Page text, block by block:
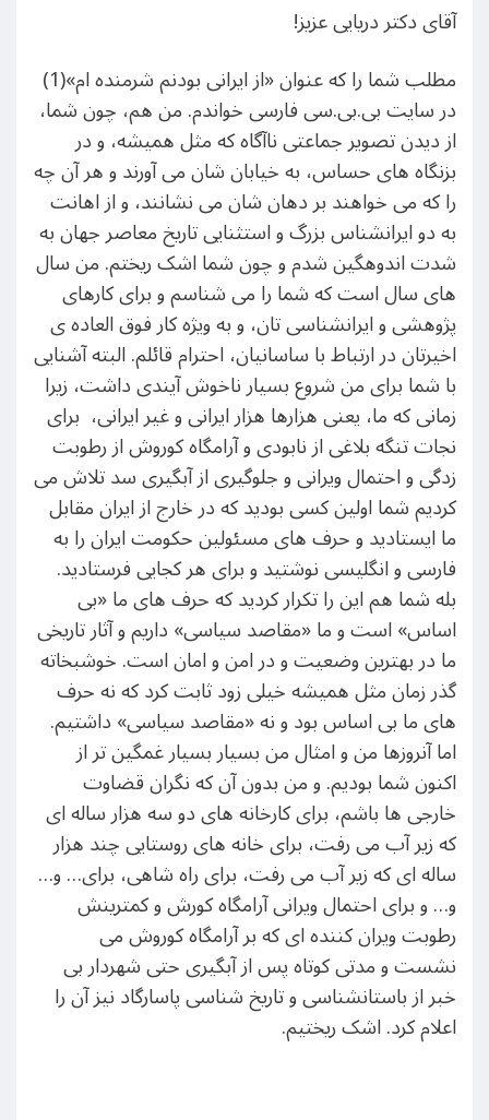
آقای دکتر دریایی عزیز!
مطلب شما را که عنوان «از ایرانی بودنم شرمنده ام»(1)
در سایت بی.بی.سی فارسی خواندم. من هم، چون شما،
از دیدن تصویر جماعتی ناآگاه که مثل همیشه، و در
بزنگاه های حساس، به خیابان شان می آورند و هر آن چه
را که می خواهند بر دهان شان می نشانند، و از اهانت
به دو ایرانشناس بزرگ و استثنایی تاریخ معاصر جهان به
شدت اندوهگین شدم و چون شما اشک ریختم. من سال
های سال است که شما را می شناسم و برای کارهای
پژوهشی و ایرانشناسی تان، و به ويژه کار فوق العاده ی
اخیرتان در ارتباط با ساسانیان، احترام قائلم. البته آشنایی
با شما برای من شروع بسیار ناخوش آیندی داشت، زیرا
زمانی که ما، یعنی هزارها هزار ایرانی و غیر ایرانی، برای
نجات تنگه بلاغی از نابودی و آرامگاه کوروش از رطوبت
زدگی و احتمال ویرانی و جلوگیری از آبگیری سد تلاش می
کردیم شما اولین کسی بودید که در خارج از ایران مقابل
ما ایستادید و حرف های مسئولین حکومت ایران را به
فارسی و انگلیسی نوشتید و برای هر کجایی فرستادید.
بله شما هم این را تکرار کردید که حرف های ما «بی
اساس» است و ما «مقاصد سیاسی» داریم و آثار تاریخی
ما در بهترین وضعیت و در امن و امان است. خوشبخاته
گذر زمان مثل همیشه خیلی زود ثابت کرد که نه حرف
های ما بی اساس بود و نه «مقاصد سیاسی» داشتیم.
اما آنروزها من و امثال من بسیار بسیار غمگین تر از
اکنون شما بودیم. و من بدون آن که نگران قضاوت
خارجی ها باشم، برای کارخانه های دو سه هزار ساله ای
که زیر آب می رفت، برای خانه های روستایی چند هزار
ساله ای که زیر آب می رفت، برای راه شاهی، برای… و…
و… و برای احتمال ویرانی آرامگاه کورش و کمترینش
رطوبت ویران کننده ای که بر آرامگاه کوروش می
نشست و مدتی کوتاه پس از آبگیری حتی شهردار بی
خبر از باستانشناسی و تاریخ شناسی پاسارگاد نیز آن را
اعلام کرد. اشک ریختیم.